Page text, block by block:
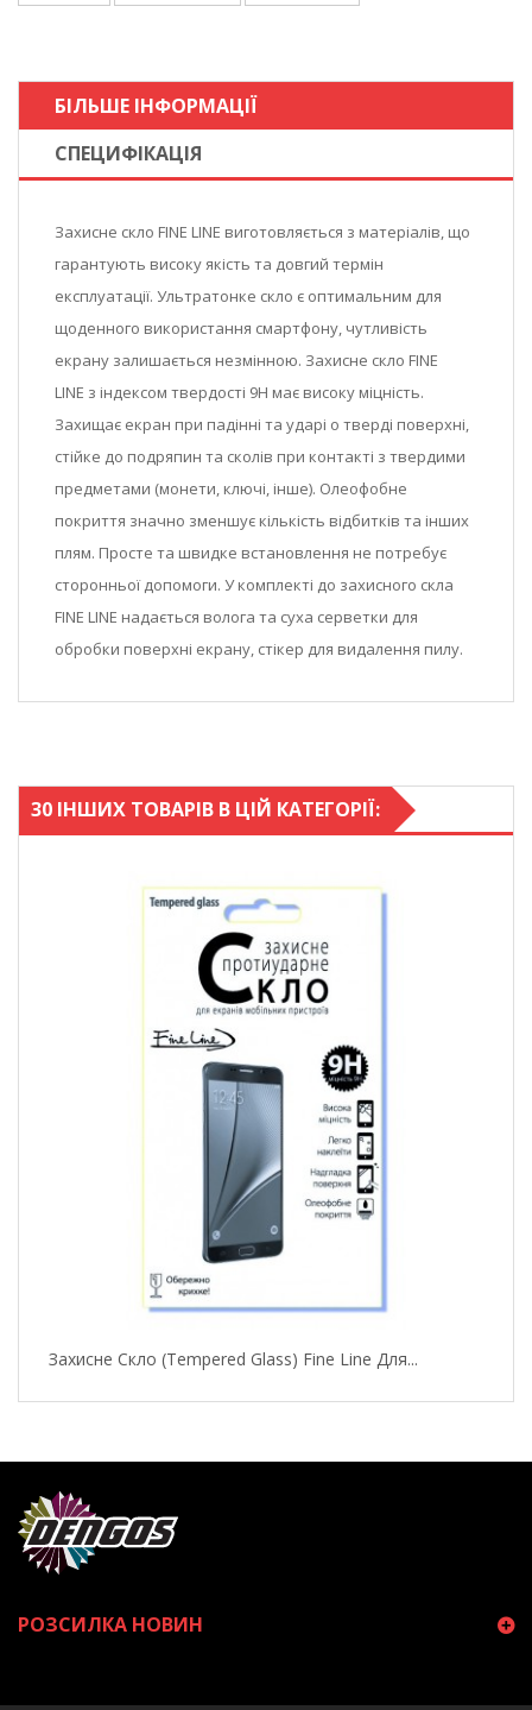
БІЛЬШЕ ІНФОРМАЦІЇ
СПЕЦИФІКАЦІЯ
Захисне скло FINE LINE виготовляється з матеріалів, що
гарантують високу якість та довгий термін
експлуатації. Ультратонке скло є оптимальним для
щоденного використання смартфону, чутливість
екрану залишається незмінною. Захисне скло FINE
LINE з індексом твердості 9Н має високу міцність.
Захищає екран при падінні та ударі о тверді поверхні,
стійке до подряпин та сколів при контакті з твердими
предметами (монети, ключі, інше). Олеофобне
покриття значно зменшує кількість відбитків та інших
плям. Просте та швидке встановлення не потребує
сторонньої допомоги. У комплекті до захисного скла
FINE LINE надається волога та суха серветки для
обробки поверхні екрану, стікер для видалення пилу.
30 ІНШИХ ТОВАРІВ В ЦІЙ КАТЕГОРІЇ:
Захисне Скло (Tempered Glass) Fine Line Для...
РОЗСИЛКА НОВИН